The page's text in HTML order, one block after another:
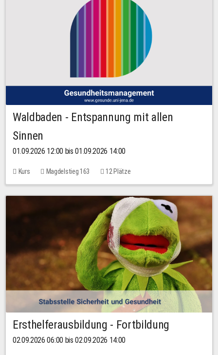
Waldbaden - Entspannung mit allen
Sinnen
01.09.2026 12:00 bis 01.09.2026 14:00
Kurs Magdelstieg 163 12 Plätze
Ersthelferausbildung - Fortbildung
02.09.2026 06:00 bis 02.09.2026 14:00